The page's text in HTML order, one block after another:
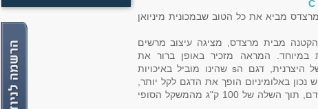
מביא את כל הטוב שבמכונית מיניואן
הקטנה מבית מרצדס, מציגה עיצוב מרשים
במיוחד. המראה מזכיר באופן ברור את
ספינת הדגל של היצרנית, דגם הs שהינו מוביל באיכויות
נכון באלומיניום הופך את הדגם לקל יותר,
ביחס לדור הקודם, תוך השלה של 100 ק"ג מהמשקל הסופי